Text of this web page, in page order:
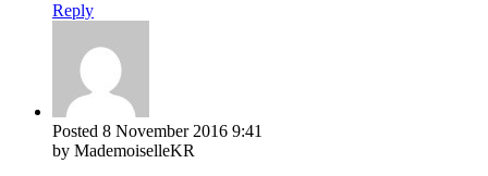
Reply
Posted 8 November 2016 9:41
by MademoiselleKR